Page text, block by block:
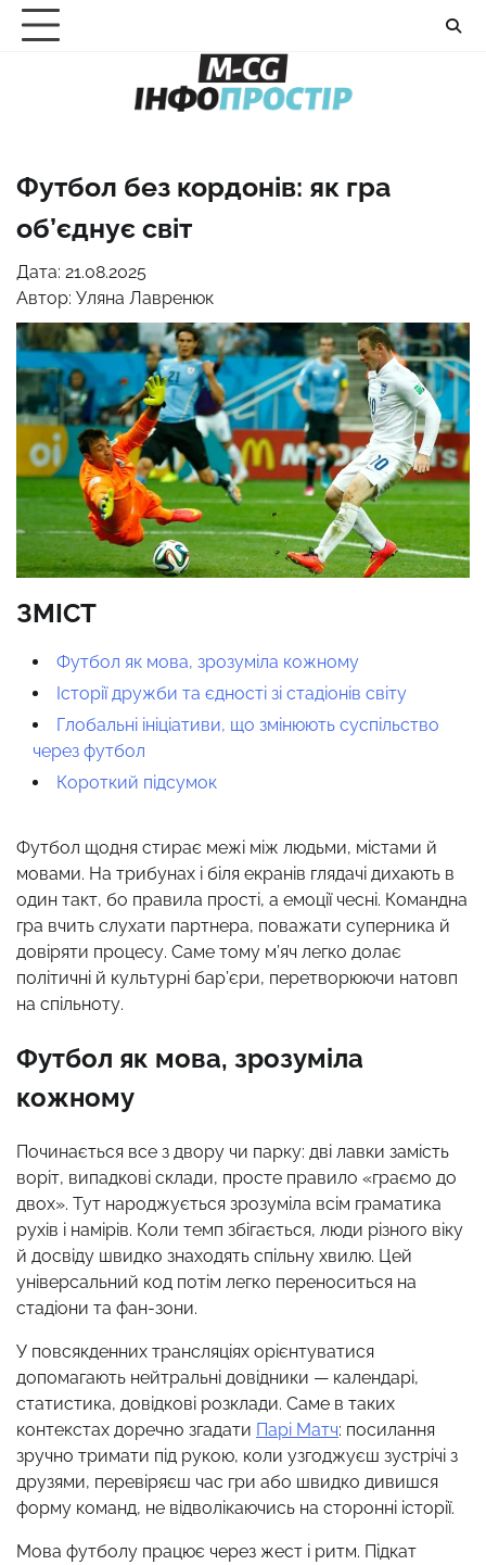
Перейти
Футбол без кордонів: як гра
об’єднує світ
Дата: 21.08.2025
Автор: Уляна Лавренюк
ЗМІСТ
Футбол як мова, зрозуміла кожному
Історії дружби та єдності зі стадіонів світу
Глобальні ініціативи, що змінюють суспільство
через футбол
Короткий підсумок
Футбол щодня стирає межі між людьми, містами й
мовами. На трибунах і біля екранів глядачі дихають в
один такт, бо правила прості, а емоції чесні. Командна
гра вчить слухати партнера, поважати суперника й
довіряти процесу. Саме тому м’яч легко долає
політичні й культурні бар’єри, перетворюючи натовп
на спільноту.
Футбол як мова, зрозуміла
кожному
Починається все з двору чи парку: дві лавки замість
воріт, випадкові склади, просте правило «граємо до
двох». Тут народжується зрозуміла всім граматика
рухів і намірів. Коли темп збігається, люди різного віку
й досвіду швидко знаходять спільну хвилю. Цей
універсальний код потім легко переноситься на
стадіони та фан-зони.
У повсякденних трансляціях орієнтуватися
допомагають нейтральні довідники — календарі,
статистика, довідкові розклади. Саме в таких
контекстах доречно згадати Парі Матч: посилання
зручно тримати під рукою, коли узгоджуєш зустрічі з
друзями, перевіряєш час гри або швидко дивишся
форму команд, не відволікаючись на сторонні історії.
Мова футболу працює через жест і ритм. Підкат